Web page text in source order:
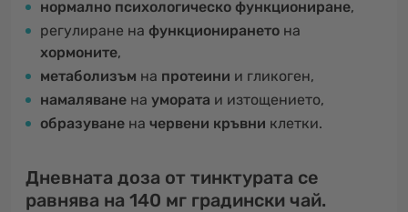
нормално психологическо функциониране,
регулиране на функционирането на
хормоните,
метаболизъм на протеини и гликоген,
намаляване на умората и изтощението,
образуване на червени кръвни клетки.
Дневната доза от тинктурата се
равнява на 140 мг градински чай.